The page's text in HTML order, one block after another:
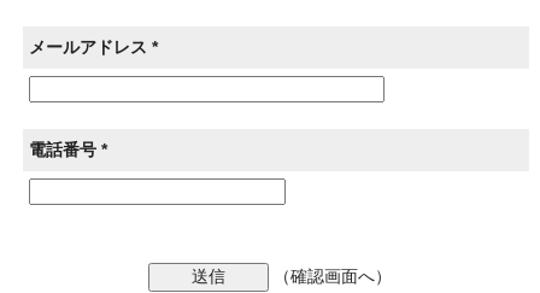
メールアドレス *
電話番号 *
（確認画面へ）